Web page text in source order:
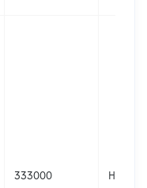
333000 Не